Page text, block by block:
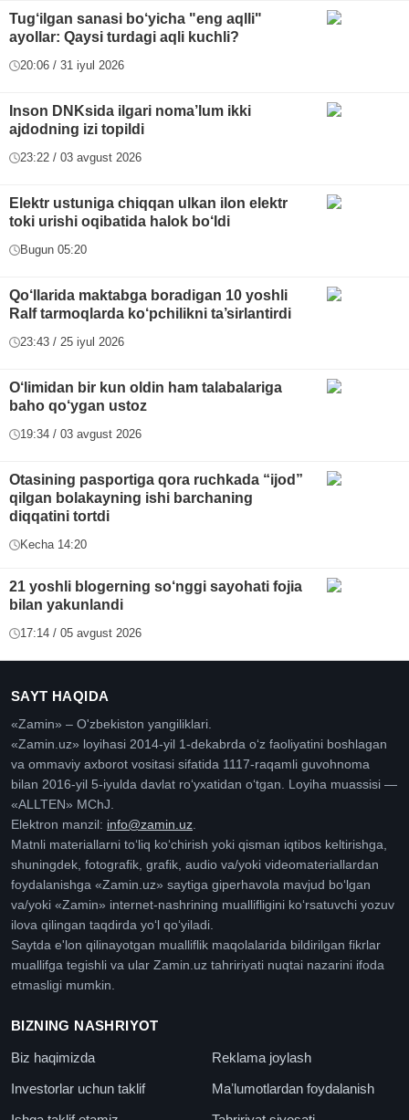
Tug‘ilgan sanasi bo‘yicha "eng aqlli"
ayollar: Qaysi turdagi aqli kuchli?
20:06 / 31 iyul 2026
Inson DNKsida ilgari noma’lum ikki
ajdodning izi topildi
23:22 / 03 avgust 2026
Elektr ustuniga chiqqan ulkan ilon elektr
toki urishi oqibatida halok bo‘ldi
Bugun 05:20
Qo‘llarida maktabga boradigan 10 yoshli
Ralf tarmoqlarda ko‘pchilikni ta’sirlantirdi
23:43 / 25 iyul 2026
O‘limidan bir kun oldin ham talabalariga
baho qo‘ygan ustoz
19:34 / 03 avgust 2026
Otasining pasportiga qora ruchkada “ijod”
qilgan bolakayning ishi barchaning
diqqatini tortdi
Kecha 14:20
21 yoshli blogerning so‘nggi sayohati fojia
bilan yakunlandi
17:14 / 05 avgust 2026
SAYT HAQIDA
«Zamin» – O'zbekiston yangiliklari.
«Zamin.uz» loyihasi 2014-yil 1-dekabrda oʻz faoliyatini boshlagan
va ommaviy axborot vositasi sifatida 1117-raqamli guvohnoma
bilan 2016-yil 5-iyulda davlat roʻyxatidan oʻtgan. Loyiha muassisi —
«ALLTEN» MChJ.
Elektron manzil: info@zamin.uz.
Matnli materiallarni toʻliq koʻchirish yoki qisman iqtibos keltirishga,
shuningdek, fotografik, grafik, audio va/yoki videomateriallardan
foydalanishga «Zamin.uz» saytiga giperhavola mavjud boʻlgan
va/yoki «Zamin» internet-nashrining muallifligini koʻrsatuvchi yozuv
ilova qilingan taqdirda yoʻl qoʻyiladi.
Saytda e'lon qilinayotgan mualliflik maqolalarida bildirilgan fikrlar
muallifga tegishli va ular Zamin.uz tahririyati nuqtai nazarini ifoda
etmasligi mumkin.
BIZNING NASHRIYOT
Biz haqimizda
Reklama joylash
Investorlar uchun taklif
Maʼlumotlardan foydalanish